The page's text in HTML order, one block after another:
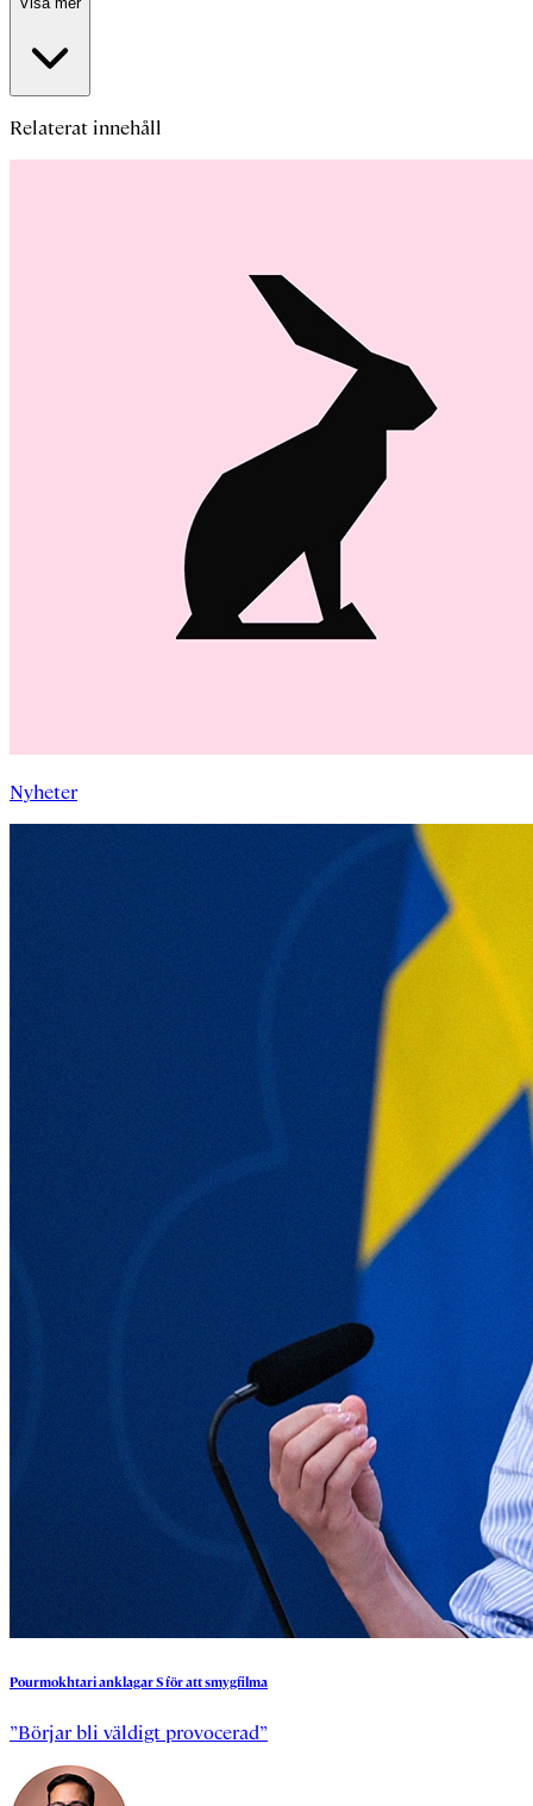
Relaterat innehåll
Nyheter
PourmokhtarianklagarSförattsmygfilma
”Börjar bli väldigt provocerad”